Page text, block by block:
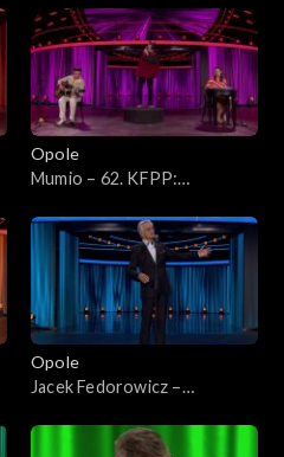
Koncert „Trzy ćwiartki Jacka
Cygana”
Opole
Mumio – 62. KFPP:
Opole
Jacek Fedorowicz –
„KabareTYM”